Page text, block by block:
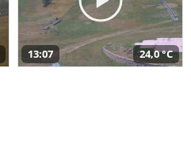
13:07 24,0 °C